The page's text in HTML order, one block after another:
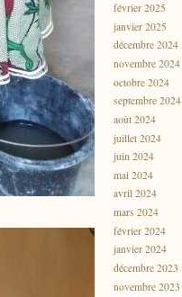
février 2025
janvier 2025
décembre 2024
novembre 2024
octobre 2024
septembre 2024
août 2024
juillet 2024
juin 2024
mai 2024
avril 2024
mars 2024
février 2024
janvier 2024
décembre 2023
novembre 2023